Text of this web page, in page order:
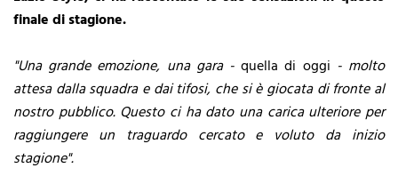
finale di stagione.
"Una grande emozione, una gara -quella di oggi - molto
attesa dalla squadra e dai tifosi, che si è giocata di fronte al
nostro pubblico. Questo ci ha dato una carica ulteriore per
raggiungere un traguardo cercato e voluto da inizio
stagione".